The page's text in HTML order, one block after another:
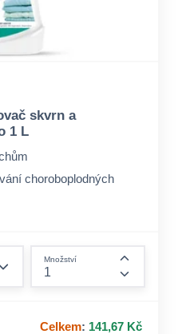
skvrn a
1 L
choroboplodných
Množství
Celkem: 141,67 Kč